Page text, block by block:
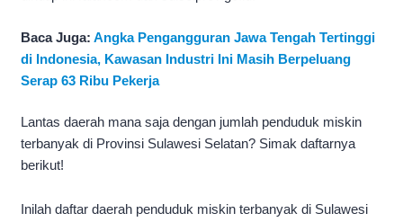
Baca Juga: Angka Pengangguran Jawa Tengah Tertinggi
di Indonesia, Kawasan Industri Ini Masih Berpeluang
Serap 63 Ribu Pekerja
Lantas daerah mana saja dengan jumlah penduduk miskin
terbanyak di Provinsi Sulawesi Selatan? Simak daftarnya
berikut!
Inilah daftar daerah penduduk miskin terbanyak di Sulawesi